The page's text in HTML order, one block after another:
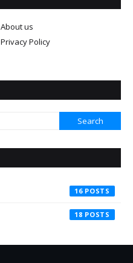
About us
Privacy Policy
16
18